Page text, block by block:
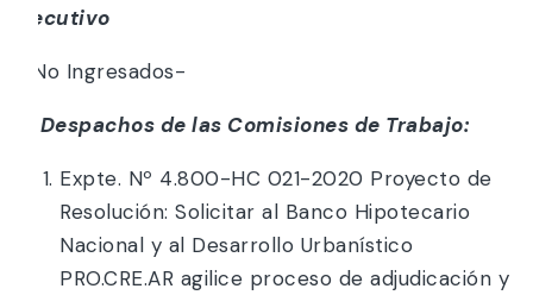
Ejecutivo
– No Ingresados-
h) Despachos de las Comisiones de Trabajo:
Expte. Nº 4.800-HC 021-2020 Proyecto de
Resolución: Solicitar al Banco Hipotecario
Nacional y al Desarrollo Urbanístico
PRO.CRE.AR agilice proceso de adjudicación y